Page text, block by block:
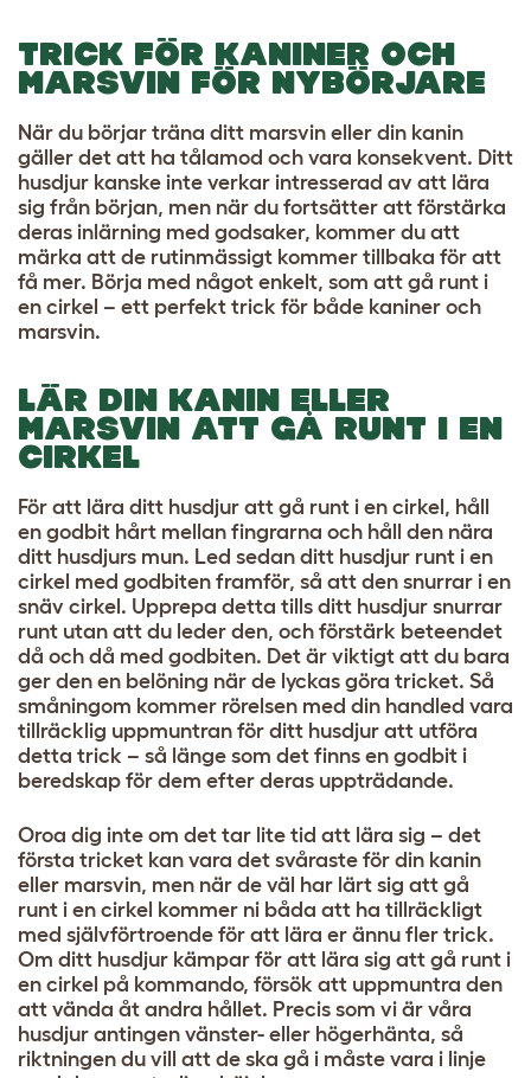
TRICK FÖR KANINER OCH
MARSVIN FÖR NYBÖRJARE
När du börjar träna ditt marsvin eller din kanin
gäller det att ha tålamod och vara konsekvent. Ditt
husdjur kanske inte verkar intresserad av att lära
sig från början, men när du fortsätter att förstärka
deras inlärning med godsaker, kommer du att
märka att de rutinmässigt kommer tillbaka för att
få mer. Börja med något enkelt, som att gå runt i
en cirkel – ett perfekt trick för både kaniner och
marsvin.
LÄR DIN KANIN ELLER
MARSVIN ATT GÅ RUNT I EN
CIRKEL
För att lära ditt husdjur att gå runt i en cirkel, håll
en godbit hårt mellan fingrarna och håll den nära
ditt husdjurs mun. Led sedan ditt husdjur runt i en
cirkel med godbiten framför, så att den snurrar i en
snäv cirkel. Upprepa detta tills ditt husdjur snurrar
runt utan att du leder den, och förstärk beteendet
då och då med godbiten. Det är viktigt att du bara
ger den en belöning när de lyckas göra tricket. Så
småningom kommer rörelsen med din handled vara
tillräcklig uppmuntran för ditt husdjur att utföra
detta trick – så länge som det finns en godbit i
beredskap för dem efter deras uppträdande.
Oroa dig inte om det tar lite tid att lära sig – det
första tricket kan vara det svåraste för din kanin
eller marsvin, men när de väl har lärt sig att gå
runt i en cirkel kommer ni båda att ha tillräckligt
med självförtroende för att lära er ännu fler trick.
Om ditt husdjur kämpar för att lära sig att gå runt i
en cirkel på kommando, försök att uppmuntra den
att vända åt andra hållet. Precis som vi är våra
husdjur antingen vänster- eller högerhänta, så
riktningen du vill att de ska gå i måste vara i linje